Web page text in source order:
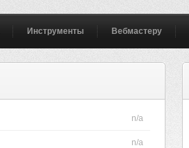
Инструменты Вебмастеру
n/a
n/a